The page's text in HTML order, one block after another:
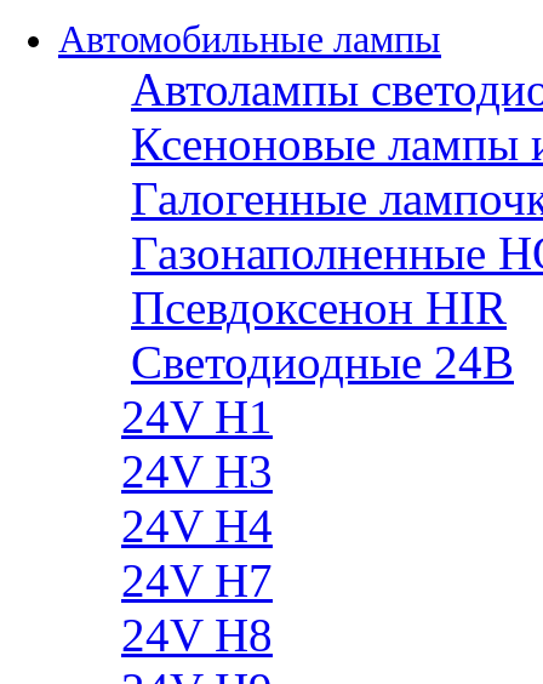
Автомобильные лампы
Автолампы
Ксеноновые лампы
Галогенные
Газонаполненные
Псевдоксенон HIR
Cветодиодные 24B
24V H1
24V H3
24V H4
24V H7
24V H8